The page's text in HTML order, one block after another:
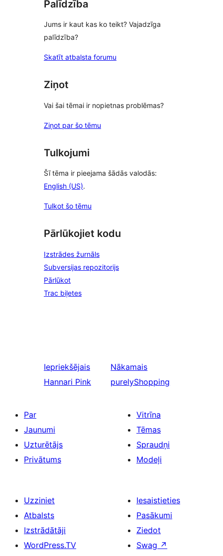
Palīdzība
Jums ir kaut kas ko teikt? Vajadzīga
palīdzība?
Skatīt atbalsta forumu
Ziņot
Vai šai tēmai ir nopietnas problēmas?
Ziņot par šo tēmu
Tulkojumi
Šī tēma ir pieejama šādās valodās:
English (US).
Tulkot šo tēmu
Pārlūkojiet kodu
Izstrādes žurnāls
Subversijas repozitorijs
Pārlūkot
Trac biļetes
Iepriekšējais
Hannari Pink
Nākamais
purelyShopping
Par
Jaunumi
Uzturētājs
Privātums
Vitrīna
Tēmas
Spraudņi
Modeļi
Uzziniet
Atbalsts
Izstrādātāji
WordPress.TV
Iesaistieties
Pasākumi
Ziedot
Swag ↗